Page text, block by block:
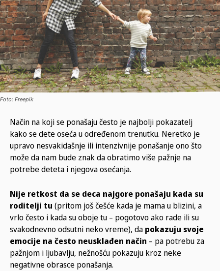
Foto: Freepik
Način na koji se ponašaju često je najbolji pokazatelj
kako se dete oseća u određenom trenutku. Neretko je
upravo nesvakidašnje ili intenzivnije ponašanje ono što
može da nam bude znak da obratimo više pažnje na
potrebe deteta i njegova osećanja.
Nije retkost da se deca najgore ponašaju kada su
roditelji tu (pritom još češće kada je mama u blizini, a
vrlo često i kada su oboje tu – pogotovo ako rade ili su
svakodnevno odsutni neko vreme), da pokazuju svoje
emocije na često neusklađen način – pa potrebu za
pažnjom i ljubavlju, nežnošću pokazuju kroz neke
negativne obrasce ponašanja.